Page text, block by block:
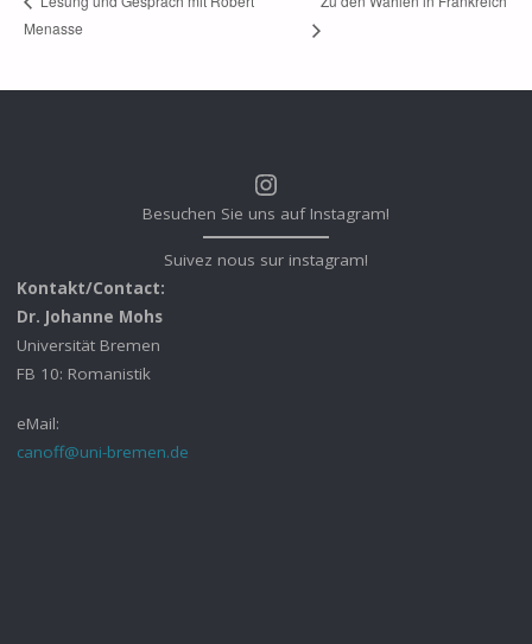
Menasse
Instagram
Besuchen Sie uns auf Instagram!
Suivez nous sur instagram!
Kontakt/Contact:
Dr. Johanne Mohs
Universität Bremen
FB 10: Romanistik
eMail:
canoff@uni-bremen.de